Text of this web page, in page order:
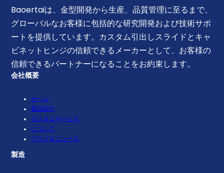
Baoertaiは、金型開発から生産、品質管理に至るまで、
グローバルなお客様に包括的な研究開発および技術サポ
ートを提供しています。カスタム引出しスライドとキャ
ビネットヒンジの信頼できるメーカーとして、お客様の
信頼できるパートナーになることをお約束します。
会社概要
ホーム
製品紹介
カスタムサービス
について
ブログ＆ニュース
製造